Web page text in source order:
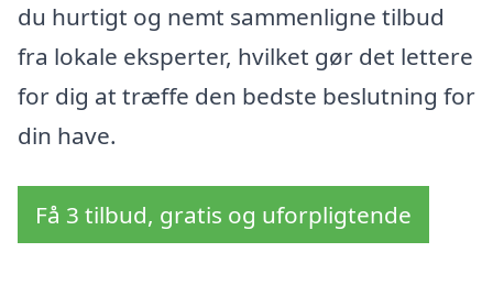
du hurtigt og nemt sammenligne tilbud
fra lokale eksperter, hvilket gør det lettere
for dig at træffe den bedste beslutning for
din have.
Få 3 tilbud, gratis og uforpligtende